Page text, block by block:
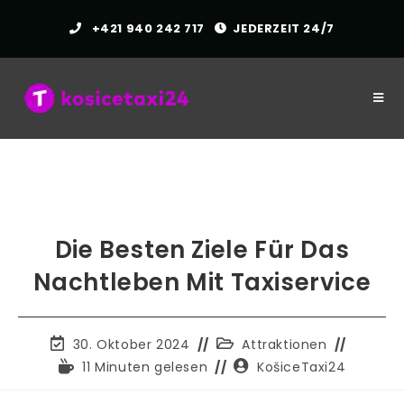
springen
+421 940 242 717 JEDERZEIT 24/7
Die Besten Ziele Für Das
Nachtleben Mit Taxiservice
Der
Beitrag
wurde
30. Oktober 2024 Beitragskategorie:
Attraktionen
Lesezeit:
11 Minuten gelesen
AutorKošiceTaxi24